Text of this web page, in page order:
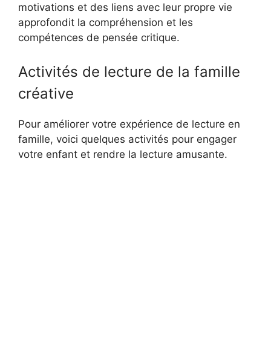
motivations et des liens avec leur propre vie
approfondit la compréhension et les
compétences de pensée critique.
Activités de lecture de la famille
créative
Pour améliorer votre expérience de lecture en
famille, voici quelques activités pour engager
votre enfant et rendre la lecture amusante.